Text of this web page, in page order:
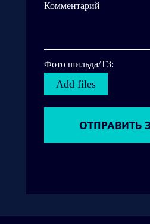
Комментарий
Фото шильда/ТЗ:
Add files
ОТПРАВИТЬ